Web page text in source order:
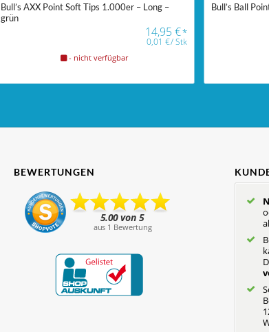
Bull’s AXX Point Soft Tips 1.000er – Long –
grün
14,95€*
0,01€/Stk
- nicht verfügbar
Bull’s Ball
BEWERTUNGEN